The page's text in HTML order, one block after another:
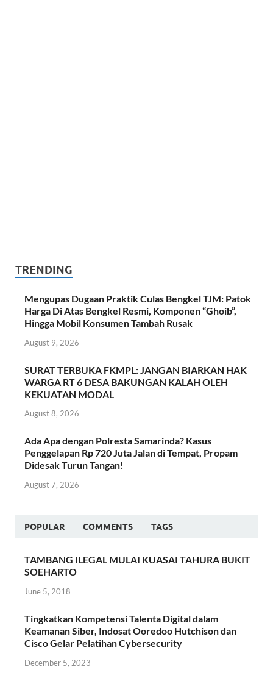
TRENDING
Mengupas Dugaan Praktik Culas Bengkel TJM: Patok
Harga Di Atas Bengkel Resmi, Komponen “Ghoib”,
Hingga Mobil Konsumen Tambah Rusak
August 9, 2026
SURAT TERBUKA FKMPL: JANGAN BIARKAN HAK
WARGA RT 6 DESA BAKUNGAN KALAH OLEH
KEKUATAN MODAL
August 8, 2026
Ada Apa dengan Polresta Samarinda? Kasus
Penggelapan Rp 720 Juta Jalan di Tempat, Propam
Didesak Turun Tangan!
August 7, 2026
POPULAR COMMENTS TAGS
TAMBANG ILEGAL MULAI KUASAI TAHURA BUKIT
SOEHARTO
June 5, 2018
Tingkatkan Kompetensi Talenta Digital dalam
Keamanan Siber, Indosat Ooredoo Hutchison dan
Cisco Gelar Pelatihan Cybersecurity
December 5, 2023